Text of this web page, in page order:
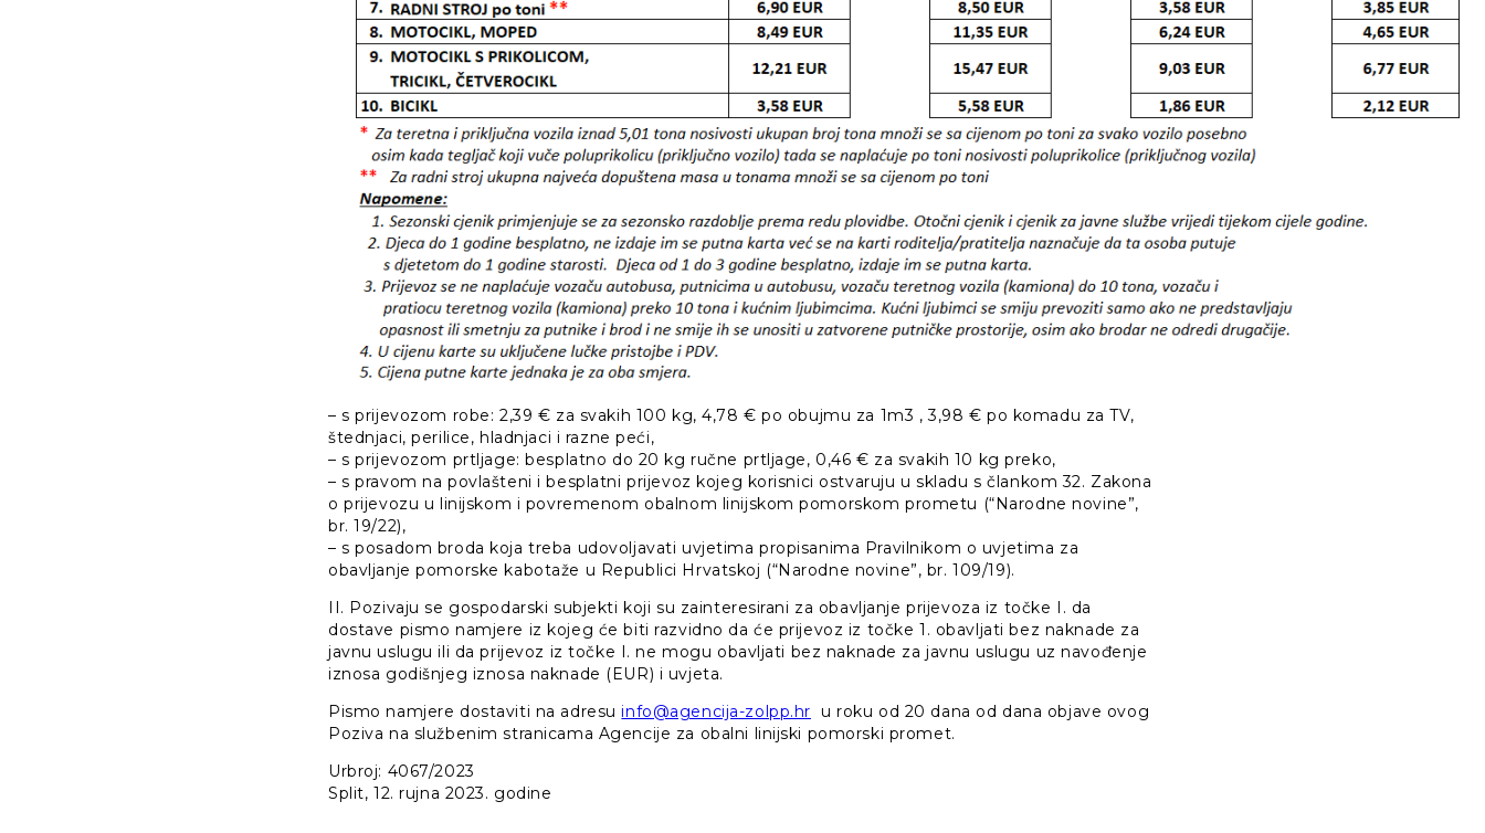
– s prijevozom robe: 2,39 € za svakih 100 kg, 4,78 € po obujmu za 1m3 , 3,98 € po komadu za TV,
štednjaci, perilice, hladnjaci i razne peći,
– s prijevozom prtljage: besplatno do 20 kg ručne prtljage, 0,46 € za svakih 10 kg preko,
– s pravom na povlašteni i besplatni prijevoz kojeg korisnici ostvaruju u skladu s člankom 32. Zakona
o prijevozu u linijskom i povremenom obalnom linijskom pomorskom prometu (“Narodne novine”,
br. 19/22),
– s posadom broda koja treba udovoljavati uvjetima propisanima Pravilnikom o uvjetima za
obavljanje pomorske kabotaže u Republici Hrvatskoj (“Narodne novine”, br. 109/19).
II. Pozivaju se gospodarski subjekti koji su zainteresirani za obavljanje prijevoza iz točke I. da
dostave pismo namjere iz kojeg će biti razvidno da će prijevoz iz točke 1. obavljati bez naknade za
javnu uslugu ili da prijevoz iz točke I. ne mogu obavljati bez naknade za javnu uslugu uz navođenje
iznosa godišnjeg iznosa naknade (EUR) i uvjeta.
Pismo namjere dostaviti na adresuinfo@agencija-zolpp.hr u roku od 20 dana od dana objave ovog
Poziva na službenim stranicama Agencije za obalni linijski pomorski promet.
Urbroj: 4067/2023
Split, 12. rujna 2023. godine